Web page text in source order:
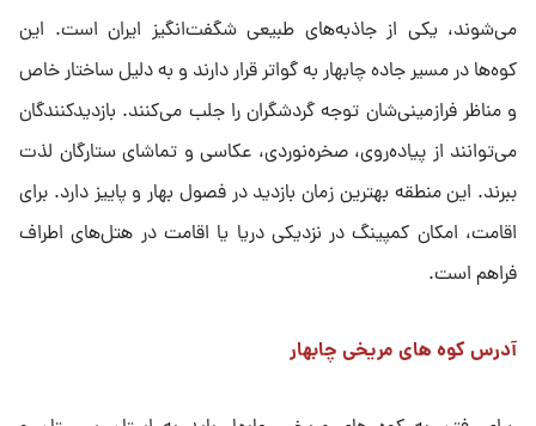
می‌شوند، یکی از جاذبه‌های طبیعی شگفت‌انگیز ایران است. این
کوه‌ها در مسیر جاده چابهار به گواتر قرار دارند و به دلیل ساختار خاص
و مناظر فرازمینی‌شان توجه گردشگران را جلب می‌کنند. بازدیدکنندگان
می‌توانند از پیاده‌روی، صخره‌نوردی، عکاسی و تماشای ستارگان لذت
ببرند. این منطقه بهترین زمان بازدید در فصول بهار و پاییز دارد. برای
اقامت، امکان کمپینگ در نزدیکی دریا یا اقامت در هتل‌های اطراف
فراهم است.
آدرس کوه های مریخی چابهار